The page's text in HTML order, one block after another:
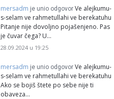
mersadm je unio odgovor Ve alejkumu-
s-selam ve rahmetullahi ve berekatuhu
Pitanje nije dovoljno pojašenjeno. Pas
je čuvar čega? U…
28.09.2024 u 19:25
mersadm je unio odgovor Ve alejkumu-
s-selam ve rahmetullahi ve berekatuhu
Ako se bojiš štete po sebe nije ti
obaveza…